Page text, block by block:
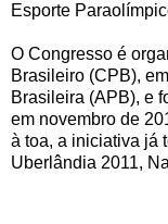
Esporte
O Congresso é
Brasileiro (CPB),
Brasileira (APB), e
em novembro de
à toa, a iniciativa já
Uberlândia 2011,